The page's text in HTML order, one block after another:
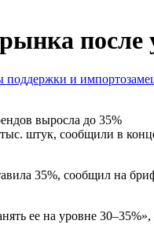
после
поддержки и
выросла до 35%
штук, сообщили в
35%, сообщил на
ее на уровне